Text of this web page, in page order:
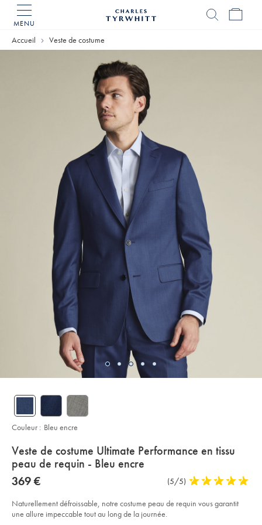
MENU
Tyrwhitt
Accueil Veste de costume
details
about
product:
Veste de costume Ultimate Performance en tissu
peau de requin - Bleu encre
Details
https://www.charlestyrwhitt.com/fr/veste-
de-
performance-
en-
now
€
369 €
Commentaires
l’article
(5/5) 5
out
Naturellement défroissable, notre costume peau de requin vous garantit
une allure impeccable tout au long de la journée.
Couleur : Bleu encre